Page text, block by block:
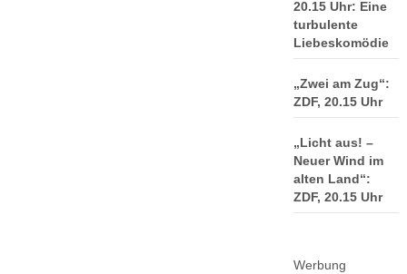
20.15 Uhr: Eine
turbulente
Liebeskomödie
„Zwei am Zug“:
ZDF, 20.15 Uhr
„Licht aus! –
Neuer Wind im
alten Land“:
ZDF, 20.15 Uhr
Werbung